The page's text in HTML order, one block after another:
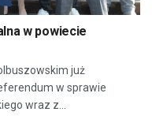
w powiecie
już
w sprawie
wraz z...